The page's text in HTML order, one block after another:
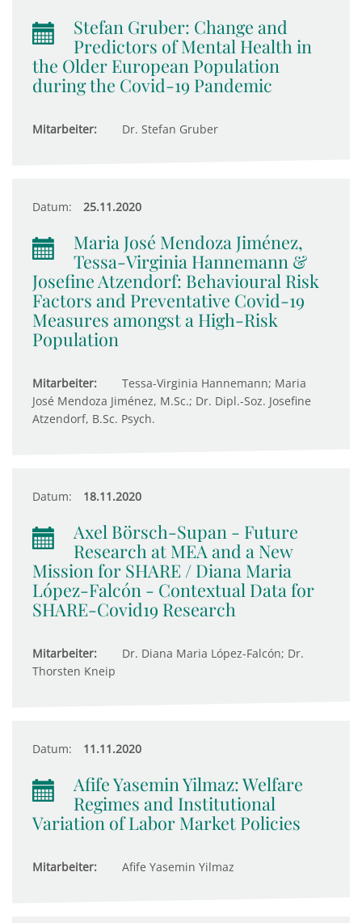
Stefan Gruber: Change and
Predictors of Mental Health in
the Older European Population
during the Covid-19 Pandemic
Mitarbeiter: Dr. Stefan Gruber
Datum: 25.11.2020
Maria José Mendoza Jiménez,
Tessa-Virginia Hannemann &
Josefine Atzendorf: Behavioural Risk
Factors and Preventative Covid-19
Measures amongst a High-Risk
Population
Mitarbeiter:
Tessa-Virginia Hannemann; Maria
José Mendoza Jiménez, M.Sc.; Dr. Dipl.-Soz. Josefine
Atzendorf, B.Sc. Psych.
Datum: 18.11.2020
Axel Börsch-Supan - Future
Research at MEA and a New
Mission for SHARE / Diana Maria
López-Falcón - Contextual Data for
SHARE-Covid19 Research
Mitarbeiter:
Dr. Diana Maria López-Falcón; Dr.
Thorsten Kneip
Datum: 11.11.2020
Afife Yasemin Yilmaz: Welfare
Regimes and Institutional
Variation of Labor Market Policies
Mitarbeiter: Afife Yasemin Yilmaz